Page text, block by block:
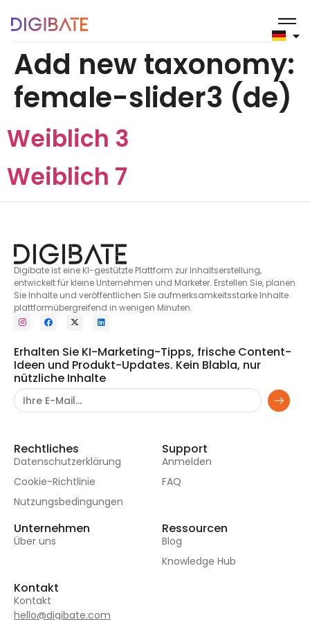
springen
Add new taxonomy:
female-slider3 (de)
Weiblich 3
Weiblich 7
Digibate ist eine KI-gestützte Plattform zur Inhaltserstellung,
entwickelt für kleine Unternehmen und Marketer. Erstellen Sie, planen
Sie Inhalte und veröffentlichen Sie aufmerksamkeitsstarke Inhalte
plattformübergreifend in wenigen Minuten.
Erhalten Sie KI-Marketing-Tipps, frische Content-
Ideen und Produkt-Updates. Kein Blabla, nur
nützliche Inhalte
Rechtliches
Datenschutzerklärung
Cookie-Richtlinie
Nutzungsbedingungen
Support
Anmelden
FAQ
Unternehmen
Über uns
Ressourcen
Blog
Knowledge Hub
Kontakt
Kontakt
hello@digibate.com